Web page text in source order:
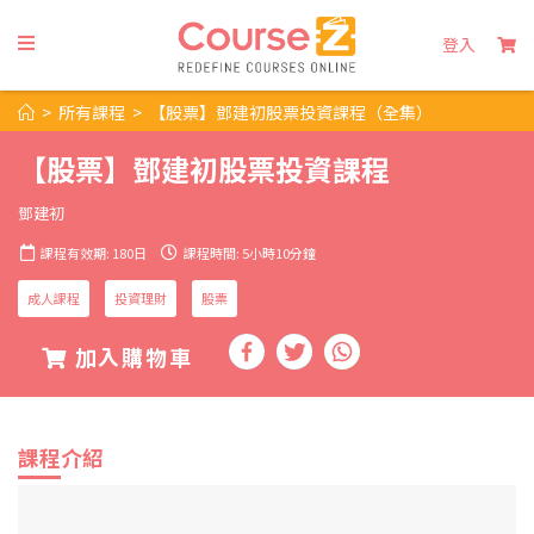
登入
> 所有課程 > 【股票】鄧建初股票投資課程（全集）
【股票】鄧建初股票投資課程
鄧建初
課程有效期: 180日 課程時間: 5小時10分鐘
成人課程 投資理財 股票
加入購物車
課程介紹